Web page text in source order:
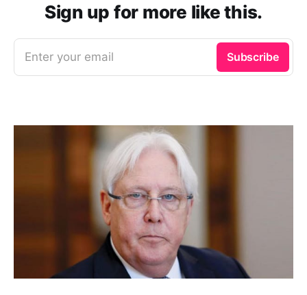
Sign up for more like this.
Enter your email Subscribe